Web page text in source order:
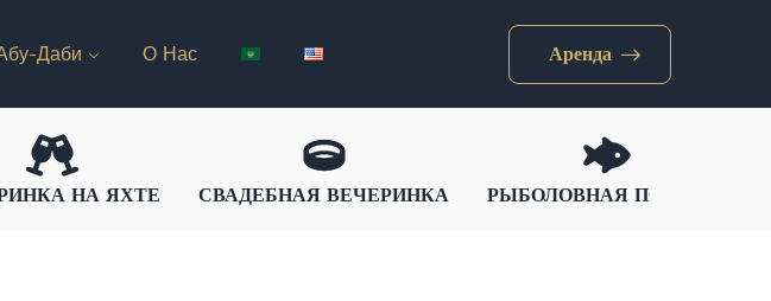
Даби О Нас Аренда
НА ЯХТЕ СВАДЕБНАЯ ВЕЧЕРИНКА РЫБОЛОВНАЯ ПОЕЗДКА